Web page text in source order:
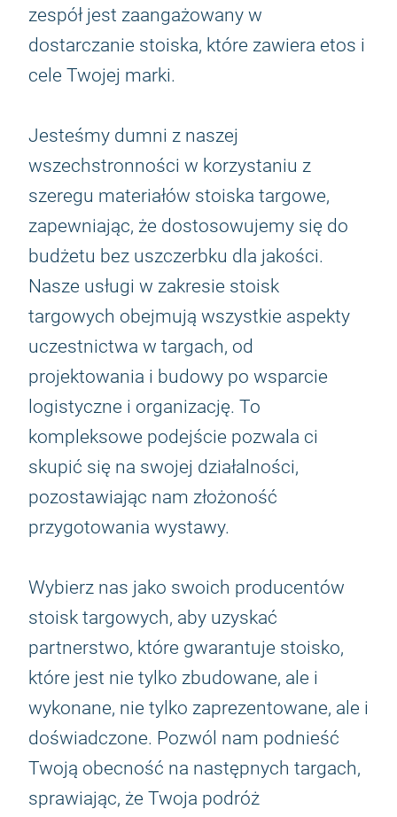
zespół jest zaangażowany w
dostarczanie stoiska, które zawiera etos i
cele Twojej marki.
Jesteśmy dumni z naszej
wszechstronności w korzystaniu z
szeregu materiałów stoiska targowe,
zapewniając, że dostosowujemy się do
budżetu bez uszczerbku dla jakości.
Nasze usługi w zakresie stoisk
targowych obejmują wszystkie aspekty
uczestnictwa w targach, od
projektowania i budowy po wsparcie
logistyczne i organizację. To
kompleksowe podejście pozwala ci
skupić się na swojej działalności,
pozostawiając nam złożoność
przygotowania wystawy.
Wybierz nas jako swoich producentów
stoisk targowych, aby uzyskać
partnerstwo, które gwarantuje stoisko,
które jest nie tylko zbudowane, ale i
wykonane, nie tylko zaprezentowane, ale i
doświadczone. Pozwól nam podnieść
Twoją obecność na następnych targach,
sprawiając, że Twoja podróż